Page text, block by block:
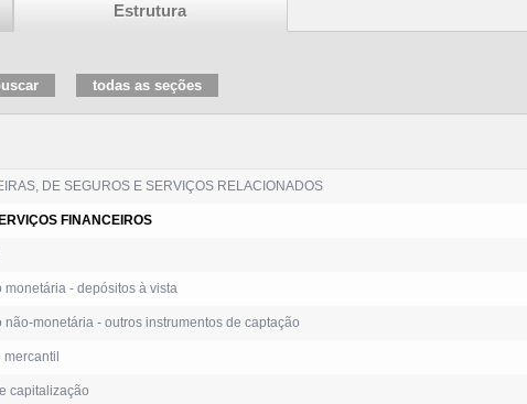
Estrutura
DE SEGUROS E SERVIÇOS RELACIONADOS
FINANCEIROS
monetária - depósitos à vista
não-monetária - outros instrumentos de captação
capitalização